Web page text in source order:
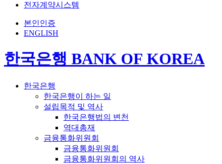
전자계약시스템
본인인증
ENGLISH
한국은행 BANK OF KOREA
한국은행
한국은행이 하는 일
설립목적 및 역사
한국은행법의 변천
역대총재
금융통화위원회
금융통화위원회
금융통화위원회의 역사